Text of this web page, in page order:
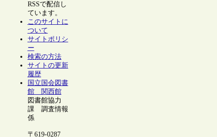
RSSで配信し
ています。
このサイトに
ついて
サイトポリシ
ー
検索の方法
サイトの更新
履歴
国立国会図書
館 関西館
図書館協力
課 調査情報
係
〒619-0287